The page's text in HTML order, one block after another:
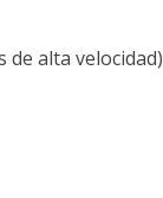
alta velocidad)